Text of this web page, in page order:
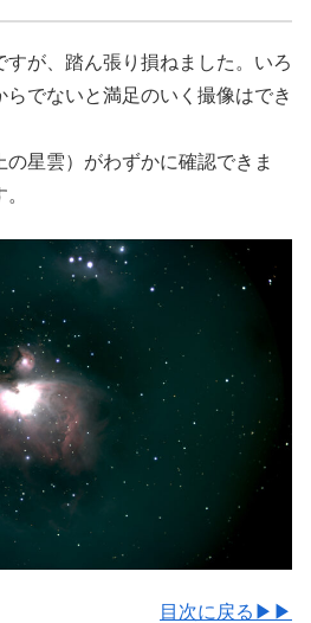
すが、踏ん張り損ねました。いろ
でないと満足のいく撮像はでき
星雲）がわずかに確認できま
目次に戻る▶▶